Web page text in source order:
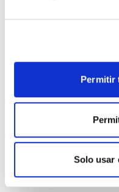
Permitir
Solo usar